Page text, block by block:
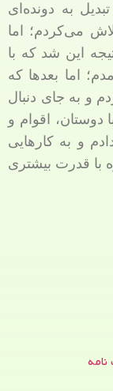
به دونده‌ای
می‌کردم؛ اما
این شد که با
اما بعدها که
و به جای دنبال
اقوام و
و به کارهایی
با قدرت بیشتری